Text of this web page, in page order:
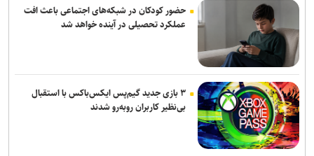
حضور کودکان در شبکه‌های اجتماعی باعث افت
عملکرد تحصیلی در آینده خواهد شد
۳ بازی جدید گیم‌پس ایکس‌باکس با استقبال
بی‌نظیر کاربران روبه‌رو شدند